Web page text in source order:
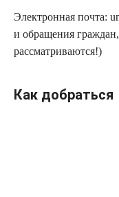
Электронная почта:
и обращения
рассматриваются!)
Как добраться